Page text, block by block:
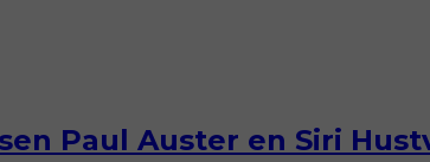
Paul Auster en Siri